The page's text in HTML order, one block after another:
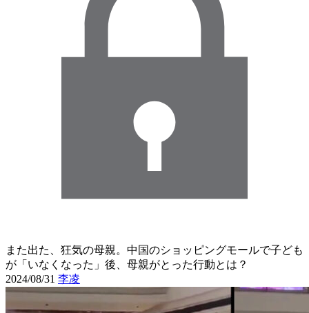
また出た、狂気の母親。中国のショッピングモールで子ども
が「いなくなった」後、母親がとった行動とは？
2024/08/31 李凌